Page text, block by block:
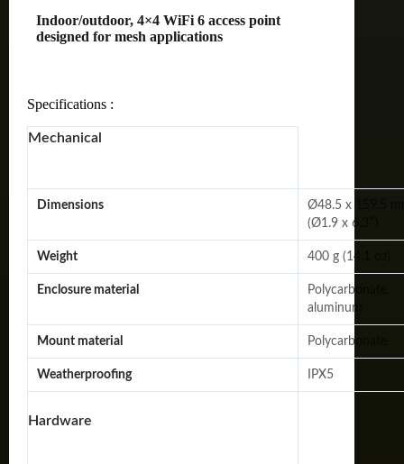
Indoor/outdoor, 4×4 WiFi 6 access point
designed for mesh applications
Specifications :
Mechanical
Dimensions
Ø48.5 x 159.5
(Ø1.9 x 6.3″)
Weight 400 g (14.1 oz)
Enclosure material
Polycarbonate,
aluminum
Mount material Polycarbonate
Weatherproofing IPX5
Hardware